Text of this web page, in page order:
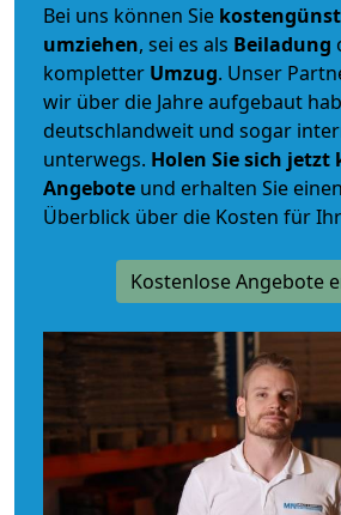
Bei uns können Sie
umziehen, sei es als Beiladung
kompletter Umzug. Unser
wir über die Jahre aufgebaut
deutschlandweit und sogar
unterwegs. Holen Sie sich jetzt
Angebote und erhalten Sie
Überblick über die Kosten für
Kostenlose Angebote